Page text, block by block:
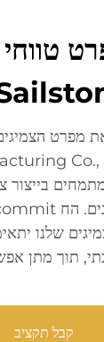
בייצור
שלנו
תוך מתן
קבל תקציב